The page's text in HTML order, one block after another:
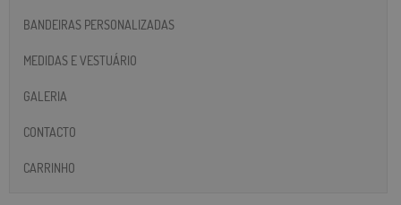
BANDEIRAS PERSONALIZADAS
MEDIDAS E VESTUÁRIO
GALERIA
CONTACTO
CARRINHO